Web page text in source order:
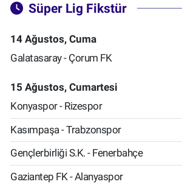
Süper Lig Fikstür
14 Ağustos, Cuma
Galatasaray - Çorum FK
15 Ağustos, Cumartesi
Konyaspor - Rizespor
Kasımpaşa - Trabzonspor
Gençlerbirliği S.K. - Fenerbahçe
Gaziantep FK - Alanyaspor